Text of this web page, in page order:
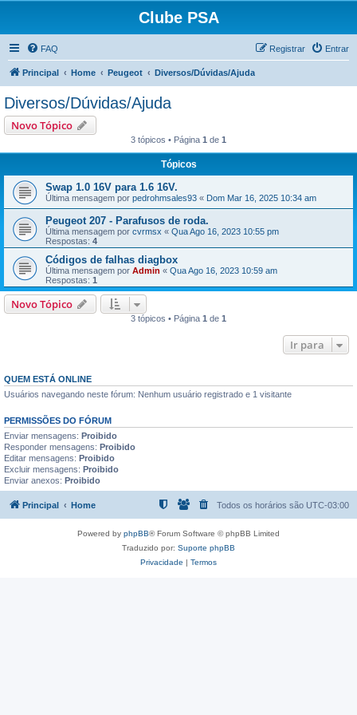
Clube PSA
FAQ Entrar
Registrar
Principal Home Peugeot Diversos/Dúvidas/Ajuda
Diversos/Dúvidas/Ajuda
Novo Tópico
3 tópicos • Página 1 de 1
Tópicos
Swap 1.0 16V para 1.6 16V.
Última mensagem por pedrohmsales93 « Dom Mar 16, 2025 10:34 am
Peugeot 207 - Parafusos de roda.
Última mensagem por cvrmsx « Qua Ago 16, 2023 10:55 pm
Respostas: 4
Códigos de falhas diagbox
Última mensagem por Admin « Qua Ago 16, 2023 10:59 am
Respostas: 1
Novo Tópico
3 tópicos • Página 1 de 1
Ir para
QUEM ESTÁ ONLINE
Usuários navegando neste fórum: Nenhum usuário registrado e 1 visitante
PERMISSÕES DO FÓRUM
Enviar mensagens: Proibido
Responder mensagens: Proibido
Editar mensagens: Proibido
Excluir mensagens: Proibido
Enviar anexos: Proibido
Principal Home Todos os horários são UTC-03:00
Powered by phpBB® Forum Software © phpBB Limited
Traduzido por: Suporte phpBB
Privacidade | Termos